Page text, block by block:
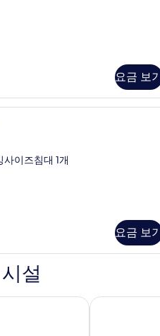
요금 보
이즈침대 1개
요금 보
설
더 카욘 정글